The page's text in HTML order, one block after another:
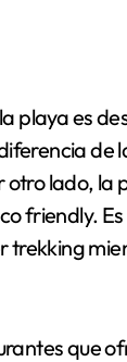
playa es
de
lado, la
friendly.
trekking
que